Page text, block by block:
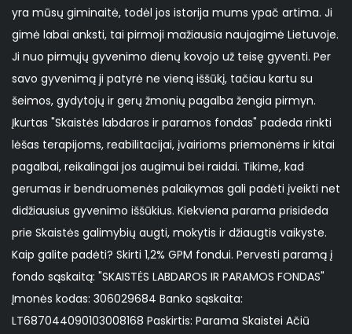
yra mūsų giminaitė, todėl jos istorija mums ypač artima. Ji
gimė labai anksti, tai pirmoji mažiausia naujagimė Lietuvoje.
Ji nuo pirmųjų gyvenimo dienų kovojo už teisę gyventi. Per
savo gyvenimą ji patyrė ne vieną iššūkį, tačiau kartu su
šeimos, gydytojų ir gerų žmonių pagalba žengia pirmyn.
Įkurtas "Skaistės labdaros ir paramos fondas" padeda rinkti
lėšas terapijoms, reabilitacijai, įvairioms priemonėms ir kitai
pagalbai, reikalingai jos augimui bei raidai. Tikime, kad
gerumas ir bendruomenės palaikymas gali padėti įveikti net
didžiausius gyvenimo iššūkius. Kiekviena parama prisideda
prie Skaistės galimybių augti, mokytis ir džiaugtis vaikyste.
Kaip galite padėti? Skirti 1,2% GPM fondui. Pervesti paramą į
fondo sąskaitą: "SKAISTĖS LABDAROS IR PARAMOS FONDAS"
Įmonės kodas: 306029684 Banko sąskaita:
LT687044090103008168 Paskirtis: Parama Skaistei Ačiū